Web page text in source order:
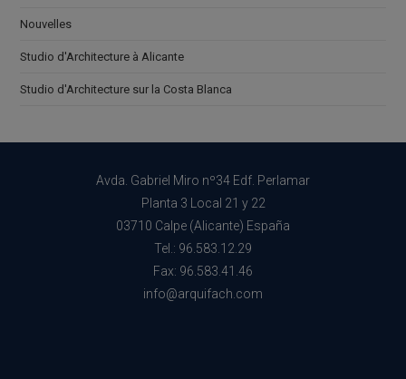
Nouvelles
Studio d'Architecture à Alicante
Studio d'Architecture sur la Costa Blanca
Avda. Gabriel Miro nº34 Edf. Perlamar
Planta 3 Local 21 y 22
03710 Calpe (Alicante) España
Tel.: 96.583.12.29
Fax: 96.583.41.46
info@arquifach.com